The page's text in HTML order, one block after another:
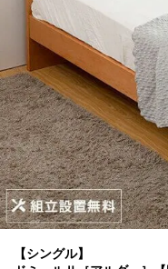
【シングル】